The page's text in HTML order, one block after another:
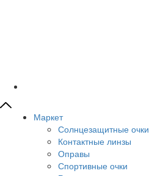
Маркет
Солнцезащитные очки
Контактные линзы
Оправы
Спортивные очки